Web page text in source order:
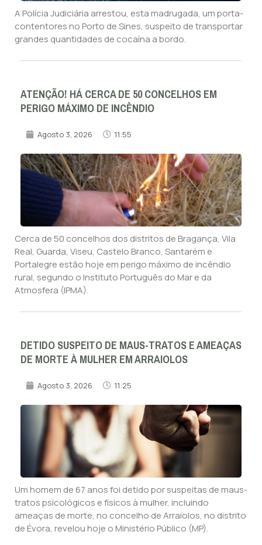
A Polícia Judiciária arrestou, esta madrugada, um porta-
contentores no Porto de Sines, suspeito de transportar
grandes quantidades de cocaína a bordo.
ATENÇÃO! HÁ CERCA DE 50 CONCELHOS EM
PERIGO MÁXIMO DE INCÊNDIO
Agosto 3, 2026 11:55
Cerca de 50 concelhos dos distritos de Bragança, Vila
Real, Guarda, Viseu, Castelo Branco, Santarém e
Portalegre estão hoje em perigo máximo de incêndio
rural, segundo o Instituto Português do Mar e da
Atmosfera (IPMA).
DETIDO SUSPEITO DE MAUS-TRATOS E AMEAÇAS
DE MORTE À MULHER EM ARRAIOLOS
Agosto 3, 2026 11:25
Um homem de 67 anos foi detido por suspeitas de maus-
tratos psicológicos e físicos à mulher, incluindo
ameaças de morte, no concelho de Arraiolos, no distrito
de Évora, revelou hoje o Ministério Público (MP).